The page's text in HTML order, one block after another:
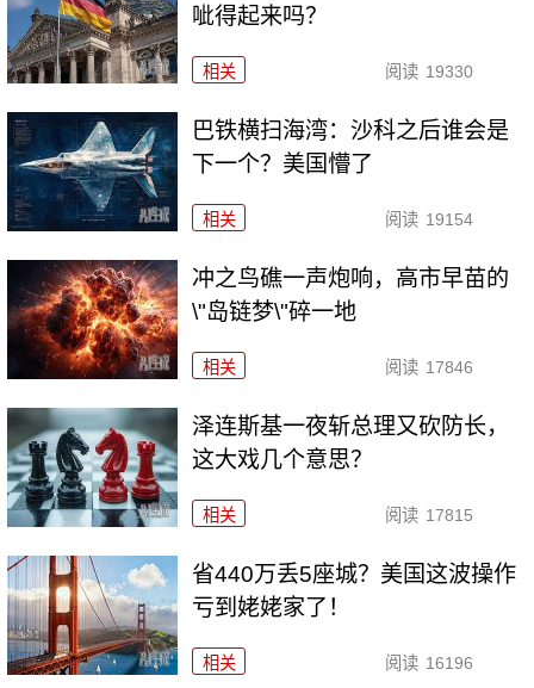
呲得起来吗？
相关 阅读 19330
巴铁横扫海湾：沙科之后谁会是
下一个？美国懵了
相关 阅读 19154
冲之鸟礁一声炮响，高市早苗的
\"岛链梦\"碎一地
相关 阅读 17846
泽连斯基一夜斩总理又砍防长，
这大戏几个意思？
相关 阅读 17815
省440万丢5座城？美国这波操作
亏到姥姥家了！
相关 阅读 16196